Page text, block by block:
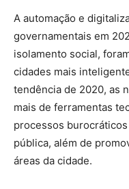
A automação e
governamentais em
isolamento social,
cidades mais
tendência de 2020, as
mais de ferramentas
processos
pública, além de
áreas da cidade.